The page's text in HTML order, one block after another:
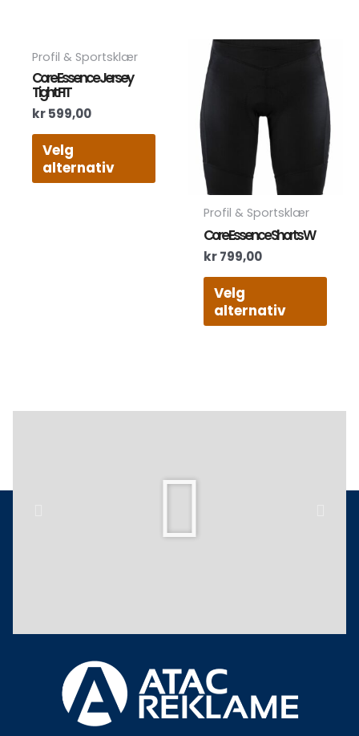
Profil & Sportsklær
Core Essence Jersey
Tight FIT
kr599,00
Velg
alternativ
produktet
varianter.
Alternativene
produktsidenProfil & Sportsklær
Core Essence Shorts W
kr799,00
Velg
alternativ
har
flere
kan